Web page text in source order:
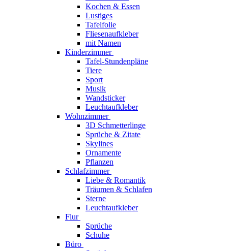
Kochen & Essen
Lustiges
Tafelfolie
Fliesenaufkleber
mit Namen
Kinderzimmer
Tafel-Stundenpläne
Tiere
Sport
Musik
Wandsticker
Leuchtaufkleber
Wohnzimmer
3D Schmetterlinge
Sprüche & Zitate
Skylines
Ornamente
Pflanzen
Schlafzimmer
Liebe & Romantik
Träumen & Schlafen
Sterne
Leuchtaufkleber
Flur
Sprüche
Schuhe
Büro